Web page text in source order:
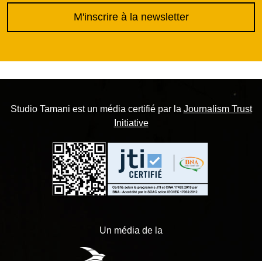
M'inscrire à la newsletter
Studio Tamani est un média certifié par la Journalism Trust
Initiative
Un média de la